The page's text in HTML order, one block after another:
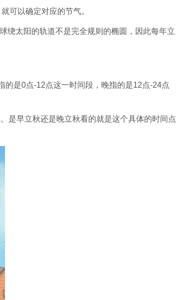
可以确定对应的节气。
绕太阳的轨道不是完全规则的椭圆，因此每年立
的是0点-12点这一时间段，晚指的是12点-24点
是早立秋还是晚立秋看的就是这个具体的时间点